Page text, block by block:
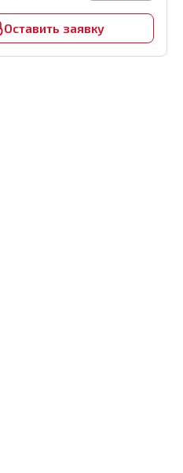
Оставить заявку